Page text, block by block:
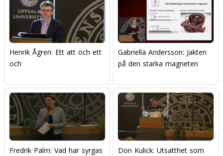
Henrik Ågren: Ett att och ett
och
Gabriella Andersson: Jakten
på den starka magneten
Fredrik Palm: Vad har syrgas
Don Kulick: Utsatthet som